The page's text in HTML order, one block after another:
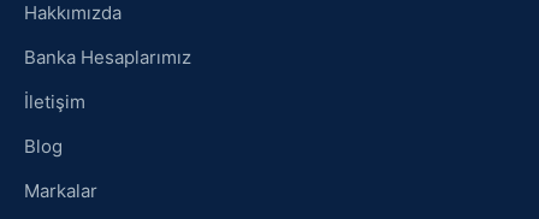
Hakkımızda
Banka Hesaplarımız
İletişim
Blog
Markalar